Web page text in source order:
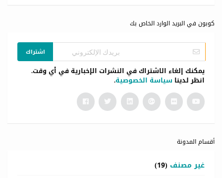
كوبون في البريد الوارد الخاص بك
اشتراك
يمكنك إلغاء الاشتراك في النشرات الإخبارية في أي وقت.
انظر لدينا سياسة الخصوصية.
أقسام المدونة
غير مصنف (19)